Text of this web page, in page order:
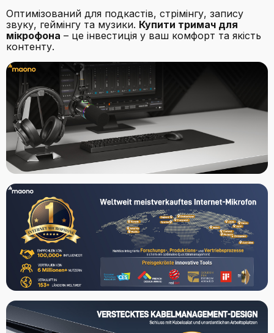
Оптимізований для подкастів, стрімінгу, запису
звуку, геймінгу та музики. Купити тримач для
мікрофона – це інвестиція у ваш комфорт та якість
контенту.